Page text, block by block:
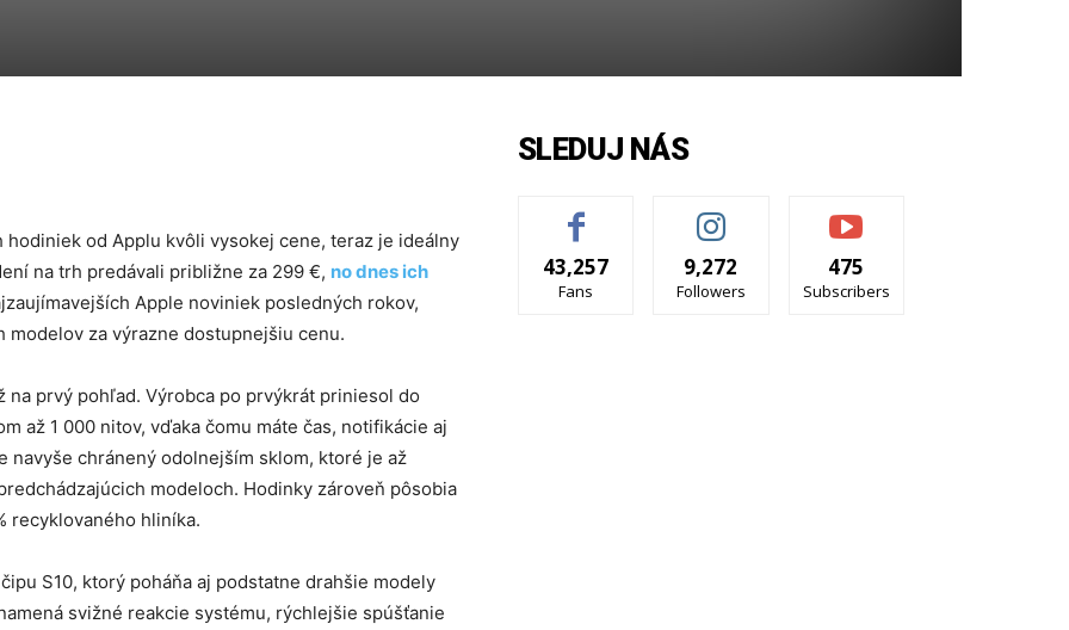
od Applu kvôli vysokej cene, teraz je ideálny
na trh predávali približne za 299 €, no dnes ich
Apple noviniek posledných rokov,
za výrazne dostupnejšiu cenu.
na prvý pohľad. Výrobca po prvýkrát priniesol do
až 1 000 nitov, vďaka čomu máte čas, notifikácie aj
chránený odolnejším sklom, ktoré je až
modeloch. Hodinky zároveň pôsobia
recyklovaného hliníka.
S10, ktorý poháňa aj podstatne drahšie modely
svižné reakcie systému, rýchlejšie spúšťanie
SLEDUJ NÁS
43,257
Fans
9,272
Followers
475
Subscribers